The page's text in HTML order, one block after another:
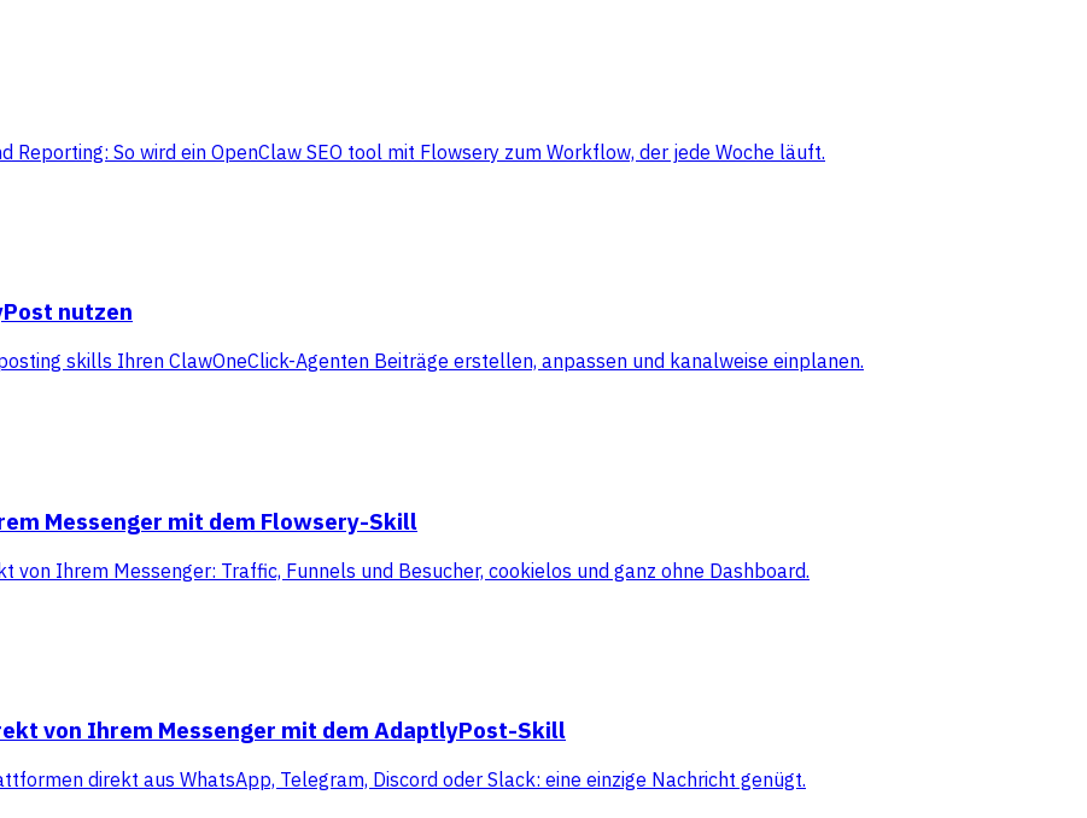
Reporting: So wird ein OpenClaw SEO tool mit Flowsery zum Workflow, der jede Woche läuft.
nutzen
skills Ihren ClawOneClick-Agenten Beiträge erstellen, anpassen und kanalweise einplanen.
Messenger mit dem Flowsery-Skill
Ihrem Messenger: Traffic, Funnels und Besucher, cookielos und ganz ohne Dashboard.
von Ihrem Messenger mit dem AdaptlyPost-Skill
direkt aus WhatsApp, Telegram, Discord oder Slack: eine einzige Nachricht genügt.